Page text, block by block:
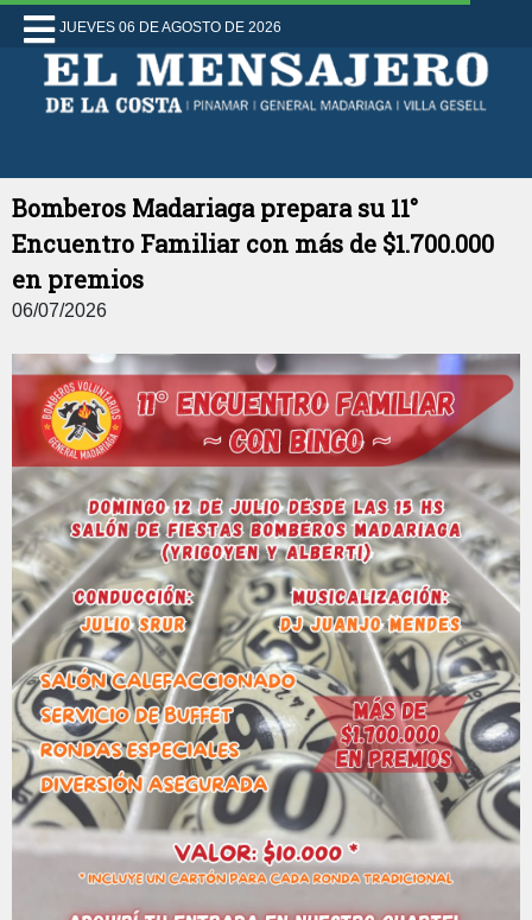
JUEVES 06 DE AGOSTO DE 2026
Bomberos Madariaga prepara su 11°
Encuentro Familiar con más de $1.700.000
en premios
06/07/2026